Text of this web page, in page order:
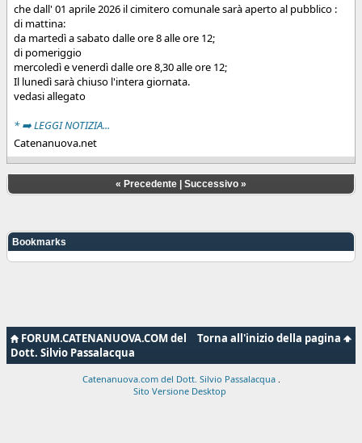
che dall' 01 aprile 2026 il cimitero comunale sarà aperto al pubblico :
di mattina:
da martedì a sabato dalle ore 8 alle ore 12;
di pomeriggio
mercoledì e venerdì dalle ore 8,30 alle ore 12;
Il lunedì sarà chiuso l'intera giornata.
vedasi allegato
* ➡️ LEGGI NOTIZIA...
Catenanuova.net
« Precedente Successivo »
Bookmarks
Torna all'inizio della pagina
FORUM.CATENANUOVA.COM del
Dott. Silvio Passalacqua
Catenanuova.com del Dott. Silvio Passalacqua
Sito Versione Desktop